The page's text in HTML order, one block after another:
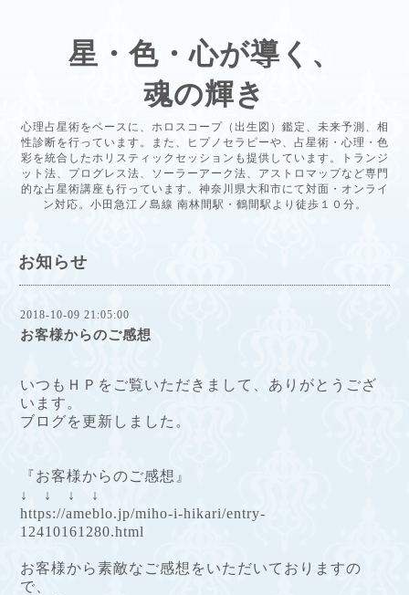
星・色・心が導く、
魂の輝き
心理占星術をベースに、ホロスコープ（出生図）鑑定、未来予測、相
性診断を行っています。また、ヒプノセラピーや、占星術・心理・色
彩を統合したホリスティックセッションも提供しています。トランジ
ット法、プログレス法、ソーラーアーク法、アストロマップなど専門
的な占星術講座も行っています。神奈川県大和市にて対面・オンライ
ン対応。小田急江ノ島線 南林間駅・鶴間駅より徒歩１０分。
お知らせ
2018-10-09 21:05:00
お客様からのご感想
いつもＨＰをご覧いただきまして、ありがとうござ
います 。
ブログを更新しました。
『お客様からのご感想』
↓ ↓ ↓ ↓
https://ameblo.jp/miho-i-hikari/entry-
12410161280.html
お客様から素敵なご感想をいただいておりますの
で、